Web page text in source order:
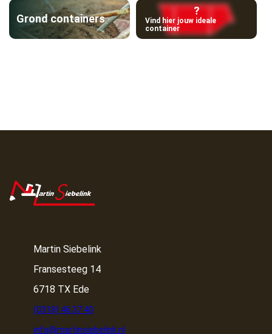
Grond containers
?
Vind hier jouw ideale
container
Martin Siebelink
Fransesteeg 14
6718 TX Ede
(0318) 46 37 40
info@martinsiebelink.nl